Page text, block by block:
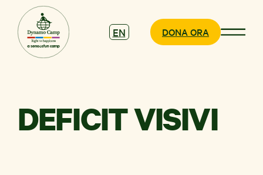
CHI SIAMO
EN DONA ORA
DEFICIT VISIVI